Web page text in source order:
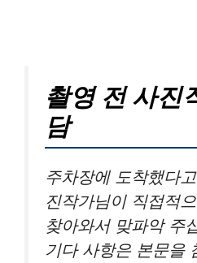
촬영 전 사진
담
주차장에 도착했다
진작가님이 직접적
찾아와서 맞파악 주
기다 사항은 본문을